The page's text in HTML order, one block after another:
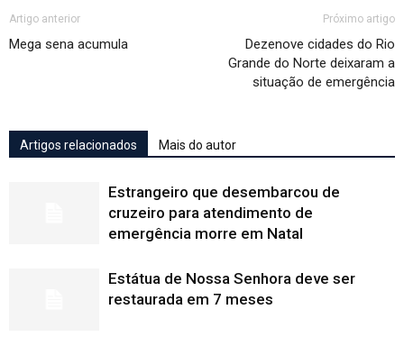
Artigo anterior
Mega sena acumula
Próximo artigo
Dezenove cidades do Rio
Grande do Norte deixaram a
situação de emergência
Artigos relacionados Mais do autor
Estrangeiro que desembarcou de
cruzeiro para atendimento de
emergência morre em Natal
Estátua de Nossa Senhora deve ser
restaurada em 7 meses